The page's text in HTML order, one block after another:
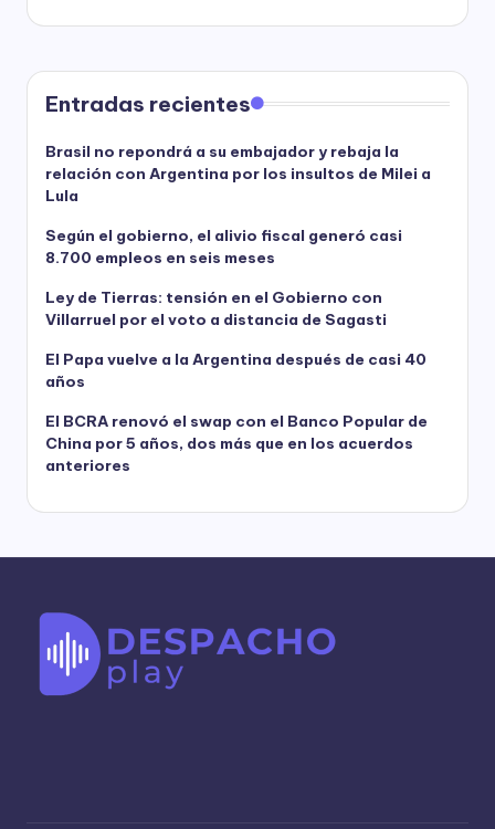
Entradas recientes
Brasil no repondrá a su embajador y rebaja la
relación con Argentina por los insultos de Milei a
Lula
Según el gobierno, el alivio fiscal generó casi
8.700 empleos en seis meses
Ley de Tierras: tensión en el Gobierno con
Villarruel por el voto a distancia de Sagasti
El Papa vuelve a la Argentina después de casi 40
años
El BCRA renovó el swap con el Banco Popular de
China por 5 años, dos más que en los acuerdos
anteriores